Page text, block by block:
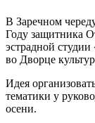
В Заречном
Году защитника
эстрадной студии
во Дворце
Идея
тематики у
осени.